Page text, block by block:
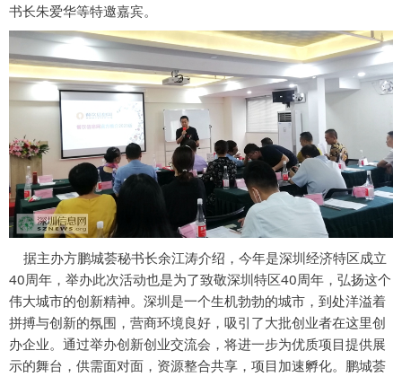
书长朱爱华等特邀嘉宾。
据主办方鹏城荟秘书长余江涛介绍，今年是深圳经济特区成立
40周年，举办此次活动也是为了致敬深圳特区40周年，弘扬这个
伟大城市的创新精神。深圳是一个生机勃勃的城市，到处洋溢着
拼搏与创新的氛围，营商环境良好，吸引了大批创业者在这里创
办企业。通过举办创新创业交流会，将进一步为优质项目提供展
示的舞台，供需面对面，资源整合共享，项目加速孵化。鹏城荟